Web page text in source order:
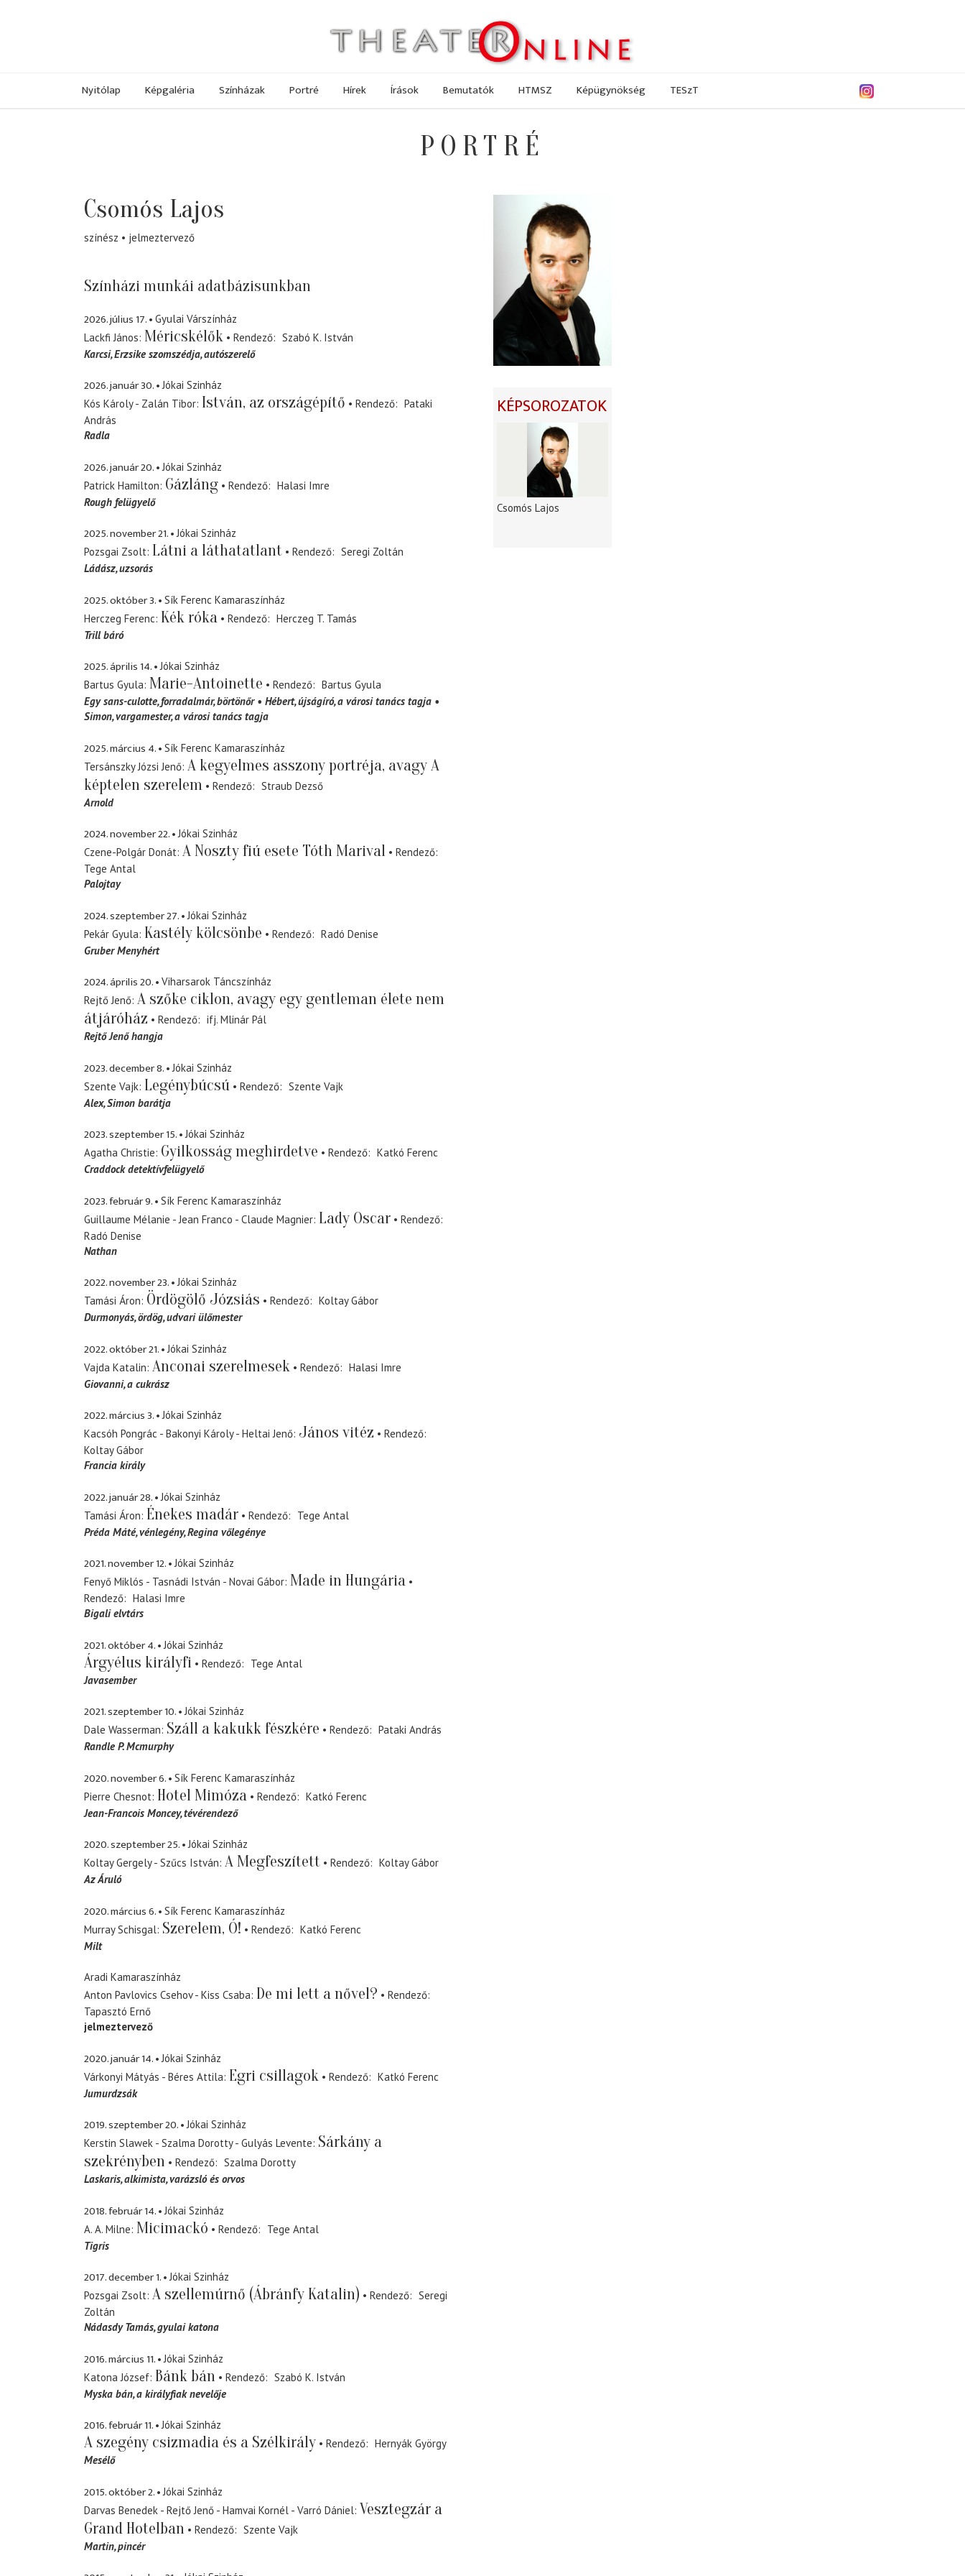
Nyitólap Képgaléria Színházak Portré Hírek Írások Bemutatók HTMSZ Képügynökség TESzT
PORTRÉ
Csomós Lajos
színész jelmeztervező
Színházi munkái adatbázisunkban
2026. július 17.
Gyulai Várszínház
Lackfi János Méricskélők Rendező
Szabó K. István
Karcsi Erzsike szomszédja, autószerelő
2026. január 30.
Jókai Szinház
Kós Károly - Zalán Tibor István, az országépítő Rendező
Pataki
András
Radla
2026. január 20.
Jókai Szinház
Patrick Hamilton Gázláng Rendező
Halasi Imre
Rough felügyelő
2025. november 21.
Jókai Szinház
Pozsgai Zsolt Látni a láthatatlant Rendező
Seregi Zoltán
Ládász uzsorás
2025. október 3.
Sík Ferenc Kamaraszínház
Herczeg Ferenc Kék róka Rendező
Herczeg T. Tamás
Trill báró
2025. április 14.
Jókai Szinház
Bartus Gyula Marie-Antoinette Rendező
Bartus Gyula
Egy sans-culotte forradalmár, börtönőr Hébert újságíró, a városi tanács tagja
Simon vargamester, a városi tanács tagja
2025. március 4.
Sík Ferenc Kamaraszínház
Tersánszky Józsi Jenő A kegyelmes asszony portréja, avagy A
képtelen szerelem
Rendező
Straub Dezső
Arnold
2024. november 22.
Jókai Szinház
Czene-Polgár Donát A Noszty fiú esete Tóth Marival
Rendező
Tege Antal
Palojtay
2024. szeptember 27.
Jókai Szinház
Pekár Gyula Kastély kölcsönbe Rendező
Radó Denise
Gruber Menyhért
2024. április 20.
Viharsarok Táncszínház
Rejtő Jenő A szőke ciklon, avagy egy gentleman élete nem
átjáróház
Rendező
ifj. Mlinár Pál
Rejtő Jenő hangja
2023. december 8.
Jókai Szinház
Szente Vajk Legénybúcsú Rendező
Szente Vajk
Alex Simon barátja
2023. szeptember 15.
Jókai Szinház
Agatha Christie Gyilkosság meghirdetve Rendező
Katkó Ferenc
Craddock detektívfelügyelő
2023. február 9.
Sík Ferenc Kamaraszínház
Guillaume Mélanie - Jean Franco - Claude Magnier Lady Oscar
Rendező
Radó Denise
Nathan
2022. november 23.
Jókai Szinház
Tamási Áron Ördögölő Józsiás Rendező
Koltay Gábor
Durmonyás ördög, udvari ülőmester
2022. október 21.
Jókai Szinház
Vajda Katalin Anconai szerelmesek Rendező
Halasi Imre
Giovanni a cukrász
2022. március 3.
Jókai Szinház
Kacsóh Pongrác - Bakonyi Károly - Heltai Jenő János vitéz
Rendező
Koltay Gábor
Francia király
2022. január 28.
Jókai Szinház
Tamási Áron Énekes madár Rendező
Tege Antal
Préda Máté vénlegény, Regina vőlegénye
2021. november 12.
Jókai Szinház
Fenyő Miklós - Tasnádi István - Novai Gábor Made in Hungária
Rendező
Halasi Imre
Bigali elvtárs
2021. október 4. Jókai Szinház
Árgyélus királyfi Rendező
Tege Antal
Javasember
2021. szeptember 10.
Jókai Szinház
Dale Wasserman Száll a kakukk fészkére Rendező
Pataki András
Randle P. Mcmurphy
2020. november 6.
Sík Ferenc Kamaraszínház
Pierre Chesnot Hotel Mimóza Rendező
Katkó Ferenc
Jean-Francois Moncey tévérendező
2020. szeptember 25.
Jókai Szinház
Koltay Gergely - Szűcs István A Megfeszített Rendező
Koltay Gábor
Az Áruló
2020. március 6.
Sík Ferenc Kamaraszínház
Murray Schisgal Szerelem, Ó! Rendező
Katkó Ferenc
Milt
Aradi Kamaraszínház
Anton Pavlovics Csehov - Kiss Csaba De mi lett a nővel?
Rendező
Tapasztó Ernő
jelmeztervező
2020. január 14.
Jókai Szinház
Várkonyi Mátyás - Béres Attila Egri csillagok Rendező
Katkó Ferenc
Jumurdzsák
2019. szeptember 20.
Jókai Szinház
Kerstin Slawek - Szalma Dorotty - Gulyás Levente Sárkány a
szekrényben
Rendező
Szalma Dorotty
Laskaris alkimista, varázsló és orvos
2018. február 14.
Jókai Szinház
A. A. Milne Micimackó Rendező
Tege Antal
Tigris
2017. december 1.
Jókai Szinház
Pozsgai Zsolt A szellemúrnő (Ábránfy Katalin) Rendező
Seregi
Zoltán
Nádasdy Tamás gyulai katona
2016. március 11.
Jókai Szinház
Katona József Bánk bán Rendező
Szabó K. István
Myska bán a királyfiak nevelője
2016. február 11. Jókai Szinház
A szegény csizmadia és a Szélkirály Rendező
Hernyák György
Mesélő
2015. október 2.
Jókai Szinház
Darvas Benedek - Rejtő Jenő - Hamvai Kornél - Varró Dániel Vesztegzár a
Grand Hotelban
Rendező
Szente Vajk
Martin pincér
KÉPSOROZATOK
Csomós Lajos